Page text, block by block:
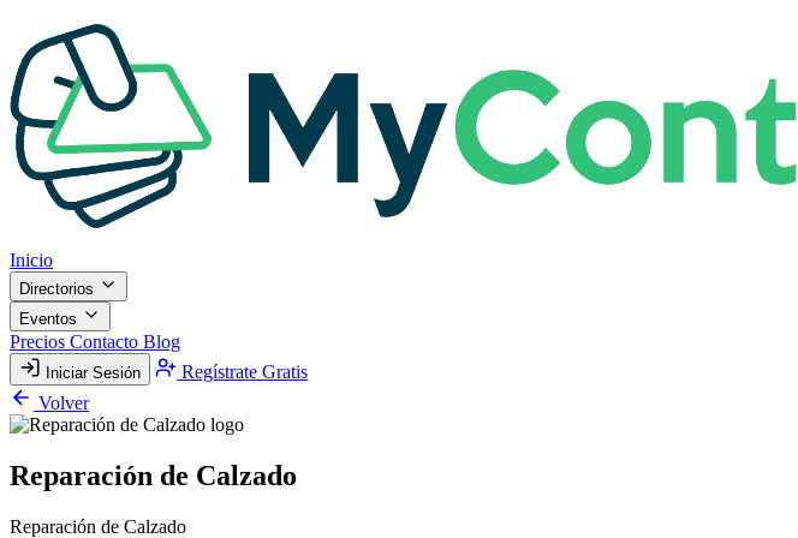
Inicio
Directorios
Eventos
Precios Contacto Blog
Iniciar Sesión
Regístrate Gratis
Volver
Reparación de Calzado
Reparación de Calzado